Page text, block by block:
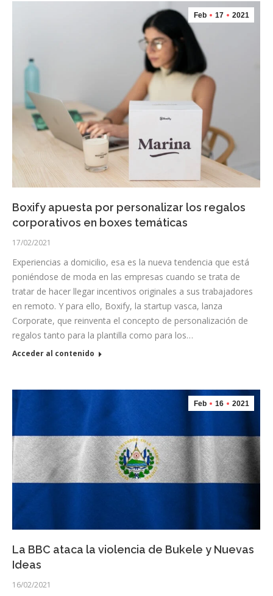
Feb 17 2021
Boxify apuesta por personalizar los regalos
corporativos en boxes temáticas
17/02/2021
Experiencias a domicilio, esa es la nueva tendencia que está
poniéndose de moda en las empresas cuando se trata de
tratar de hacer llegar incentivos originales a sus trabajadores
en remoto. Y para ello, Boxify, la startup vasca, lanza
Corporate, que reinventa el concepto de personalización de
regalos tanto para la plantilla como para los…
Acceder al contenido
Feb 16 2021
La BBC ataca la violencia de Bukele y Nuevas
Ideas
16/02/2021